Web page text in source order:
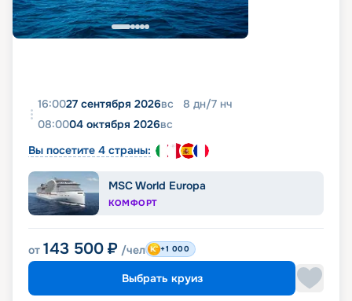
16:0027 сентября 2026вс 8 дн/7 нч
08:0004 октября 2026вс
Вы посетите 4 страны:
MSC World Europa
КОМФОРТ
от 143 500 ₽ /чел +1 000
Выбрать круиз